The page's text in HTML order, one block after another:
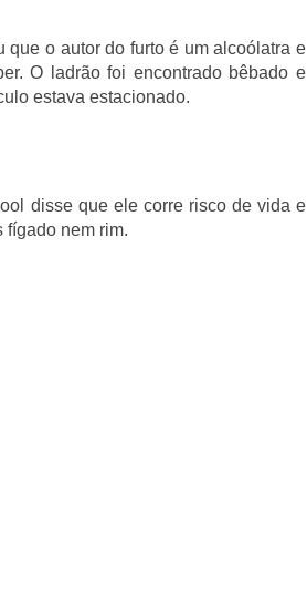
o autor do furto é um alcoólatra e
O ladrão foi encontrado bêbado e
estava estacionado.
disse que ele corre risco de vida e
fígado nem rim.